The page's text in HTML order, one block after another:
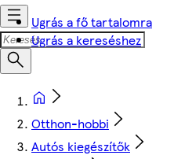
Ugrás a fő tartalomra
Ugrás a kereséshez
Otthon-hobbi
Autós kiegészítők